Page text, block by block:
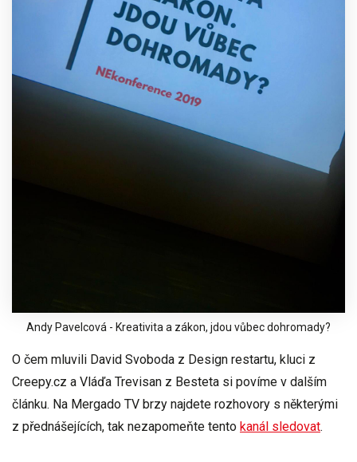
Andy Pavelcová - Kreativita a zákon, jdou vůbec dohromady?
O čem mluvili David Svoboda z Design restartu, kluci z
Creepy.cz a Vláďa Trevisan z Besteta si povíme v dalším
článku. Na Mergado TV brzy najdete rozhovory s některými
z přednášejících, tak nezapomeňte tento kanál sledovat.